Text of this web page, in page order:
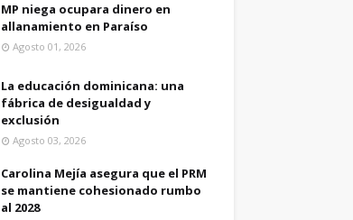
MP niega ocupara dinero en
allanamiento en Paraíso
Agosto 01, 2026
La educación dominicana: una
fábrica de desigualdad y
exclusión
Agosto 03, 2026
Carolina Mejía asegura que el PRM
se mantiene cohesionado rumbo
al 2028